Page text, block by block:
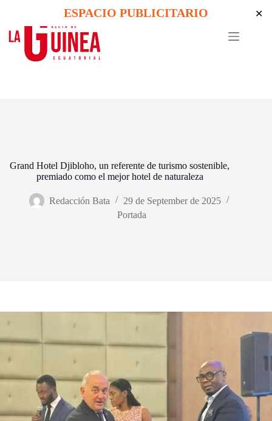
content
ESPACIO PUBLICITARIO ✕
Grand Hotel Djibloho, un referente de turismo sostenible,
premiado como el mejor hotel de naturaleza
Redacción Bata
29 de September de 2025
Portada